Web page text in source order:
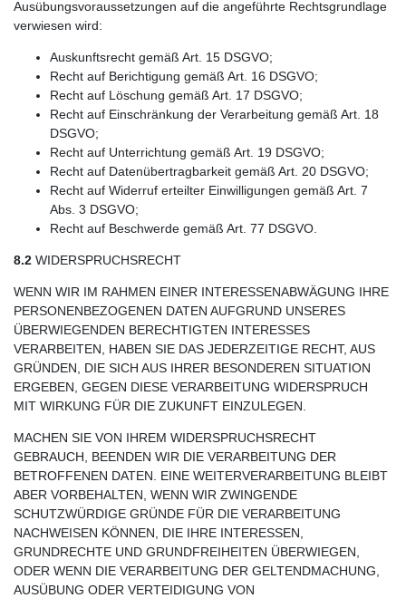
Ausübungsvoraussetzungen auf die angeführte Rechtsgrundlage
verwiesen wird:
Auskunftsrecht gemäß Art. 15 DSGVO;
Recht auf Berichtigung gemäß Art. 16 DSGVO;
Recht auf Löschung gemäß Art. 17 DSGVO;
Recht auf Einschränkung der Verarbeitung gemäß Art. 18
DSGVO;
Recht auf Unterrichtung gemäß Art. 19 DSGVO;
Recht auf Datenübertragbarkeit gemäß Art. 20 DSGVO;
Recht auf Widerruf erteilter Einwilligungen gemäß Art. 7
Abs. 3 DSGVO;
Recht auf Beschwerde gemäß Art. 77 DSGVO.
8.2 WIDERSPRUCHSRECHT
WENN WIR IM RAHMEN EINER INTERESSENABWÄGUNG IHRE
PERSONENBEZOGENEN DATEN AUFGRUND UNSERES
ÜBERWIEGENDEN BERECHTIGTEN INTERESSES
VERARBEITEN, HABEN SIE DAS JEDERZEITIGE RECHT, AUS
GRÜNDEN, DIE SICH AUS IHRER BESONDEREN SITUATION
ERGEBEN, GEGEN DIESE VERARBEITUNG WIDERSPRUCH
MIT WIRKUNG FÜR DIE ZUKUNFT EINZULEGEN.
MACHEN SIE VON IHREM WIDERSPRUCHSRECHT
GEBRAUCH, BEENDEN WIR DIE VERARBEITUNG DER
BETROFFENEN DATEN. EINE WEITERVERARBEITUNG BLEIBT
ABER VORBEHALTEN, WENN WIR ZWINGENDE
SCHUTZWÜRDIGE GRÜNDE FÜR DIE VERARBEITUNG
NACHWEISEN KÖNNEN, DIE IHRE INTERESSEN,
GRUNDRECHTE UND GRUNDFREIHEITEN ÜBERWIEGEN,
ODER WENN DIE VERARBEITUNG DER GELTENDMACHUNG,
AUSÜBUNG ODER VERTEIDIGUNG VON